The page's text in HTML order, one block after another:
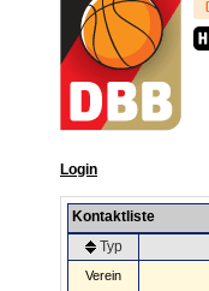
Login
Kontaktliste
Typ
Verein